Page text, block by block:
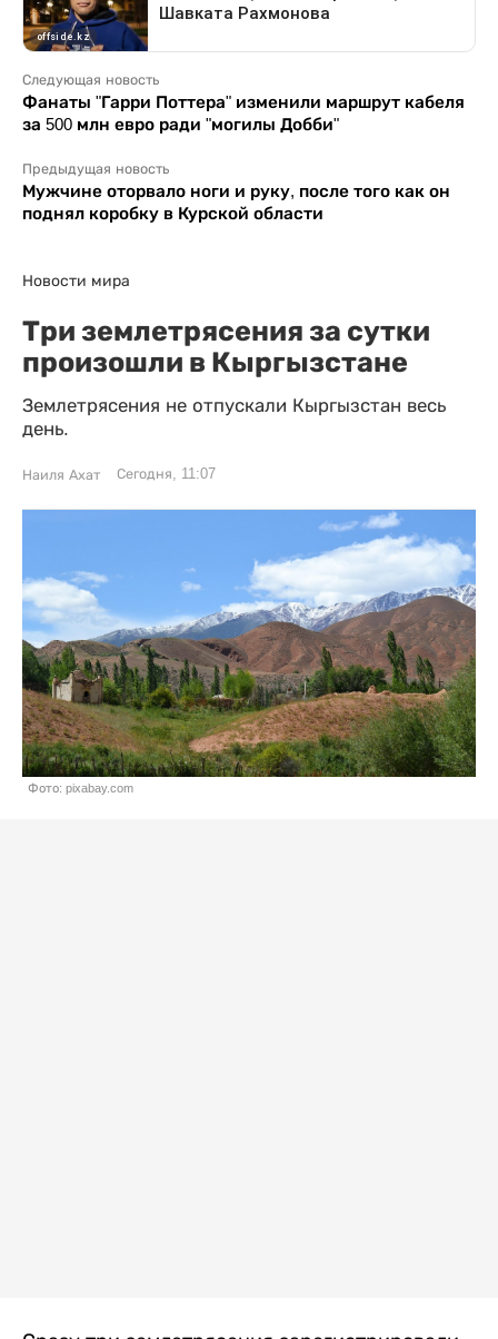
Следующая новость
Фанаты "Гарри Поттера" изменили маршрут кабеля
за 500 млн евро ради "могилы Добби"
Предыдущая новость
Мужчине оторвало ноги и руку, после того как он
поднял коробку в Курской области
Новости мира
Три землетрясения за сутки
произошли в Кыргызстане
Землетрясения не отпускали Кыргызстан весь
день.
Наиля Ахат Сегодня, 11:07
Фото: pixabay.com